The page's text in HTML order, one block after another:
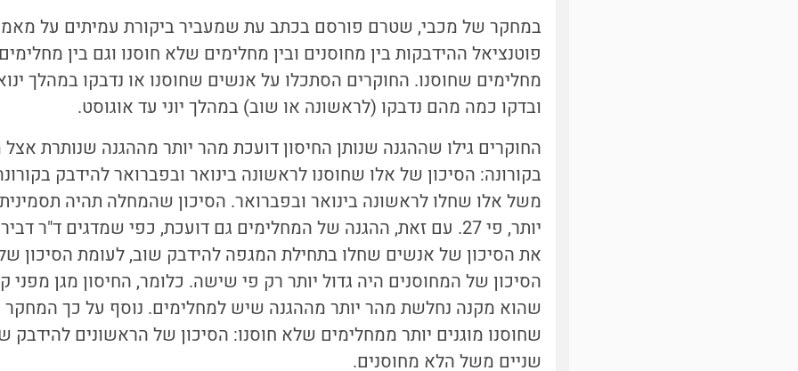
במחקר של מכבי, שטרם פורסם בכתב עת שמעביר ביקורת עמיתים על
פוטנציאל ההידבקות בין מחוסנים ובין מחלימים שלא חוסנו וגם בין
מחלימים שחוסנו. החוקרים הסתכלו על אנשים שחוסנו או נדבקו במהלך
ובדקו כמה מהם נדבקו (לראשונה או שוב) במהלך יוני עד אוגוסט.
החוקרים גילו שההגנה שנותן החיסון דועכת מהר יותר מההגנה שנותרת
משל אלו שחלו לראשונה בינואר ובפברואר. הסיכון שהמחלה תהיה תסמינית
את הסיכון של אנשים שחלו בתחילת המגפה להידבק שוב, לעומת הסיכון
הסיכון של המחוסנים היה גדול יותר רק פי שישה. כלומר, החיסון מגן מפני
שהוא מקנה נחלשת מהר יותר מההגנה שיש למחלימים. נוסף על כך
שחוסנו מוגנים יותר ממחלימים שלא חוסנו: הסיכון של הראשונים להידבק
שניים משל הלא מחוסנים.